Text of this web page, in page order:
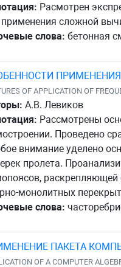
Расмотрен
применения сложной
слова: бетонная
OF APPLICATION OF
А.В. Левиков
Рассмотрены
Проведено
внимание уделено
пролета.
раскрепляющей
монолитных
слова:
ПАКЕТА
OF A COMPUTER